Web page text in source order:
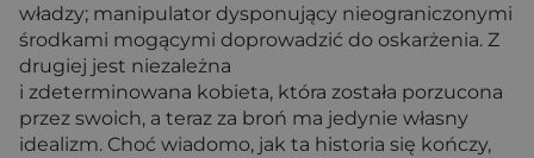
władzy; manipulator dysponujący nieograniczonymi
środkami mogącymi doprowadzić do oskarżenia. Z
drugiej jest niezależna
i zdeterminowana kobieta, która została porzucona
przez swoich, a teraz za broń ma jedynie własny
idealizm. Choć wiadomo, jak ta historia się kończy,